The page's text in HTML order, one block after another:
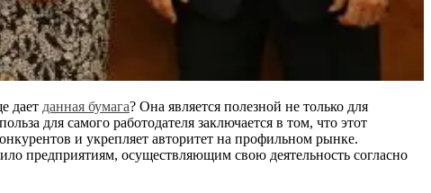
дает данная бумага? Она является полезной не только для
для самого работодателя заключается в том, что этот
и укрепляет авторитет на профильном рынке.
предприятиям, осуществляющим свою деятельность согласно